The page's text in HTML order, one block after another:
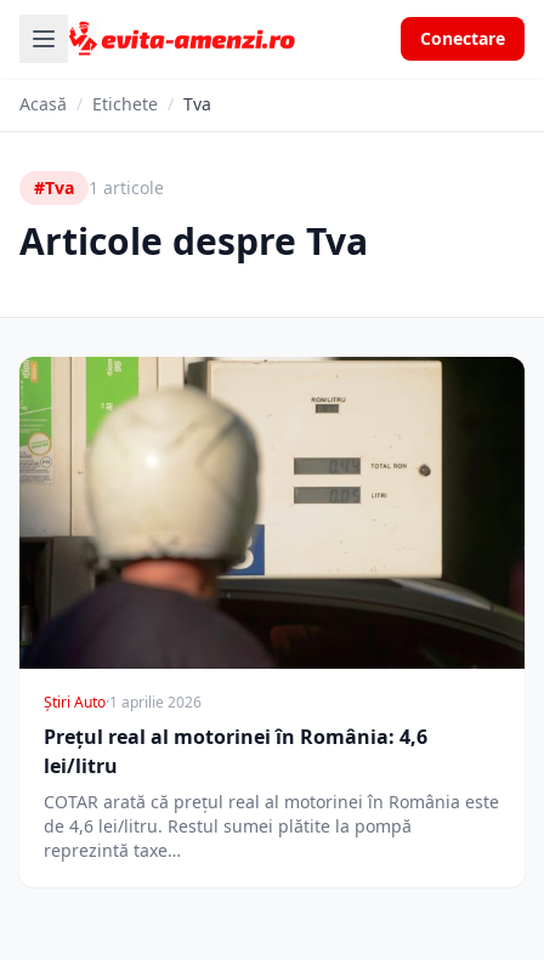
Conectare
Acasă / Etichete / Tva
#Tva 1 articole
Articole despre Tva
Știri Auto·1 aprilie 2026
Prețul real al motorinei în România: 4,6
lei/litru
COTAR arată că prețul real al motorinei în România este
de 4,6 lei/litru. Restul sumei plătite la pompă
reprezintă taxe…